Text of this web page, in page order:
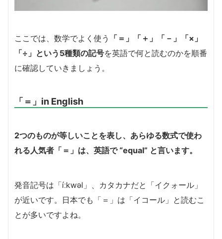
ここでは、数学でよく使う
「＝」「＋」「－」「×」
「÷」という5種類の記号を英語で何と読むのかを順番
に確認していきましょう。
「＝」in English
2つのものが等しいことを表し、あらゆる数式で使わ
れる人気者「＝」は、英語で “equal” と言います。
発音記号は「íːkwəl」、カタカナだと「イクォール」
が近いです。日本でも「＝」は「イコール」と読むこ
とが多いですよね。